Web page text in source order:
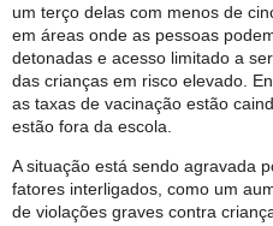
um terço delas com menos de
em áreas onde as pessoas
detonadas e acesso limitado a
das crianças em risco elevado.
as taxas de vacinação estão
estão fora da escola.
A situação está sendo agravada
fatores interligados, como um
de violações graves contra